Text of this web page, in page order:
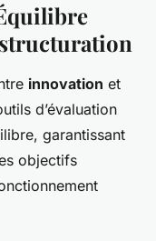
innovation et
d’évaluation
garantissant
objectifs